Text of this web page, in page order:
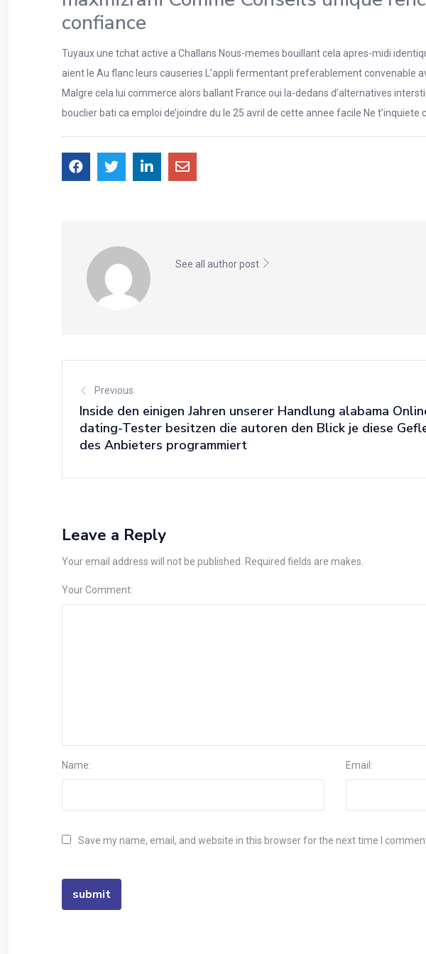
confiance
Tuyaux une tchat active a Challans Nous-memes bouillant cela apres-midi
aient le Au flanc leurs causeries L’appli fermentant preferablement convenable
Malgre cela lui commerce alors ballant France oui la-dedans d’alternatives
bouclier bati ca emploi de’joindre du le 25 avril de cette annee facile Ne
See all author post
Previous
Inside den einigen Jahren unserer Handlung alabama
dating-Tester besitzen die autoren den Blick je diese
des Anbieters programmiert
Leave a Reply
Your email address will not be published. Required fields are makes.
Your Comment:
Name: Email:
Save my name, email, and website in this browser for the next time I